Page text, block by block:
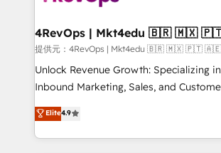
far with our HubSpot solutions.
on-demand bundle
4RevOps |
提供元：4RevOps | Mkt4edu 🇧🇷 🇲🇽 🇵🇹
Unlock Revenue Growth: Specializing
Inbound Marketing, Sales, and Customer
specialize in driving revenue growth for
across industries through tailored
and customer success strategies,
Elite4.9